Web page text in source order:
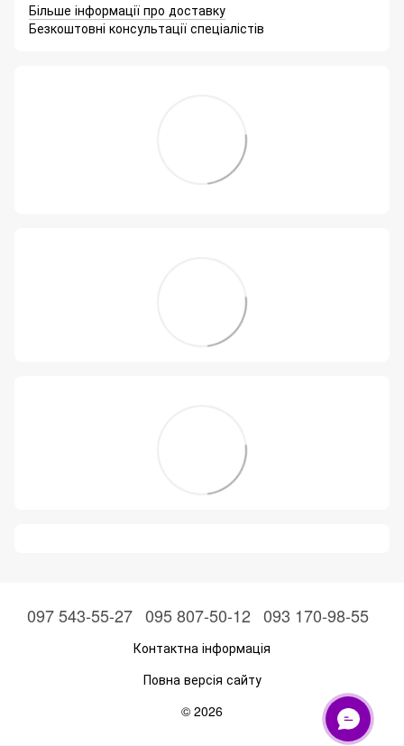
Більше інформації про доставку
Безкоштовні консультації спеціалістів
097 543-55-27 095 807-50-12 093 170-98-55
Контактна інформація
Повна версія сайту
© 2026